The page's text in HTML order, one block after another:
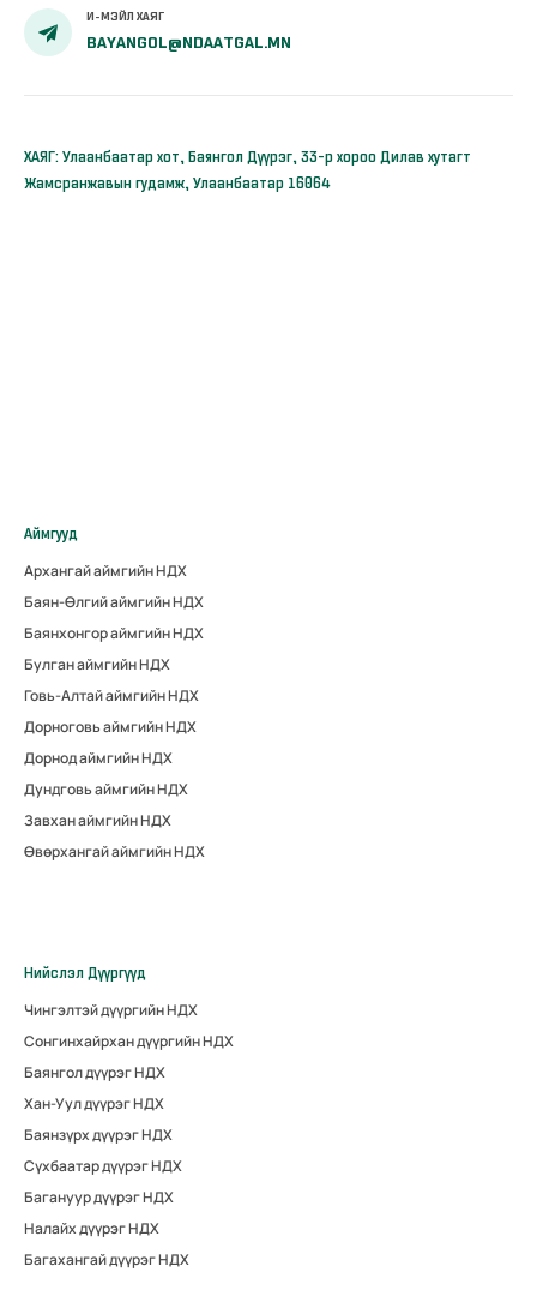
И-МЭЙЛ ХАЯГ
BAYANGOL@NDAATGAL.MN
ХАЯГ: Улаанбаатар хот, Баянгол Дүүрэг, 33-р хороо Дилав хутагт
Жамсранжавын гудамж, Улаанбаатар 16064
Аймгууд
Архангай аймгийн НДХ
Баян-Өлгий аймгийн НДХ
Баянхонгор аймгийн НДХ
Булган аймгийн НДХ
Говь-Алтай аймгийн НДХ
Дорноговь аймгийн НДХ
Дорнод аймгийн НДХ
Дундговь аймгийн НДХ
Завхан аймгийн НДХ
Өвөрхангай аймгийн НДХ
Нийслэл Дүүргүүд
Чингэлтэй дүүргийн НДХ
Сонгинхайрхан дүүргийн НДХ
Баянгол дүүрэг НДХ
Хан-Уул дүүрэг НДХ
Баянзүрх дүүрэг НДХ
Сүхбаатар дүүрэг НДХ
Багануур дүүрэг НДХ
Налайх дүүрэг НДХ
Багахангай дүүрэг НДХ